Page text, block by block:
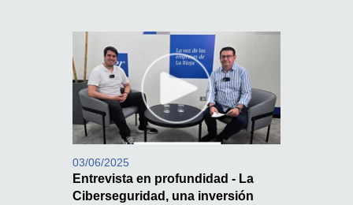
03/06/2025
Entrevista en profundidad - La
Ciberseguridad, una inversión